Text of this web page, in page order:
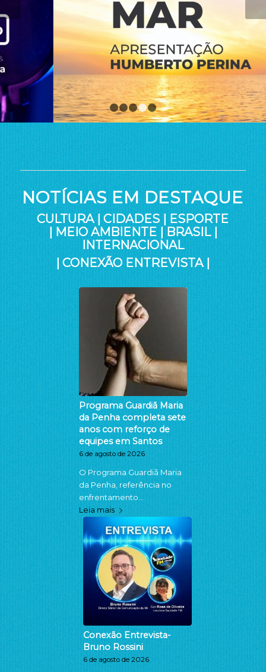
1 2 3 4 5
NOTÍCIAS EM DESTAQUE
CULTURA|CIDADES | ESPORTE
| MEIO AMBIENTE| BRASIL|
INTERNACIONAL
|CONEXÃO ENTREVISTA |
Programa Guardiã Maria
da Penha completa sete
anos com reforço de
equipes em Santos
6 de agosto de 2026
O Programa Guardiã Maria
da Penha, referência no
enfrentamento…
Leia mais
Conexão Entrevista-
Bruno Rossini
6 de agosto de 2026